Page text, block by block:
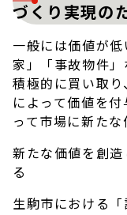
づくり実現の
一般には価値が
家」「事故物件
積極的に買い取
によって価値を
って市場に新たな
新たな価値を創
る
生駒市における